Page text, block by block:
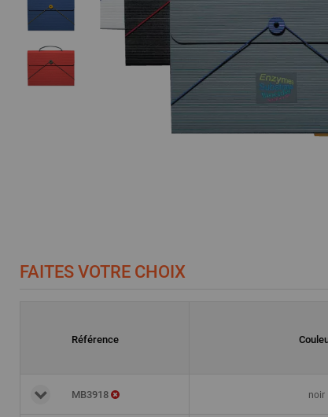
FAITES VOTRE CHOIX
Référence
MB3918 noir